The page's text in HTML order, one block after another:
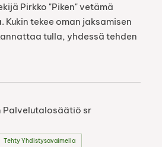
Pirkko "Piken" vetämä
Kukin tekee oman jaksamisen
tulla, yhdessä tehden
Palvelutalosäätiö sr
Tehty Yhdistysavaimella